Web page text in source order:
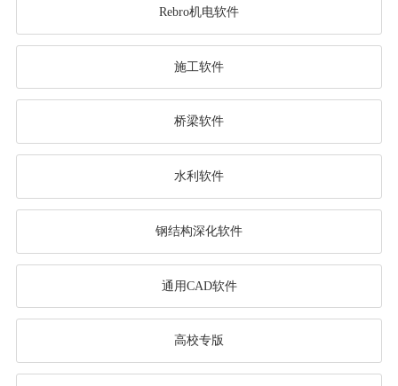
Rebro机电软件
施工软件
桥梁软件
水利软件
钢结构深化软件
通用CAD软件
高校专版